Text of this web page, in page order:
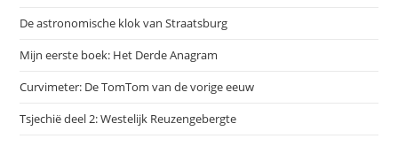
De astronomische klok van Straatsburg
Mijn eerste boek: Het Derde Anagram
Curvimeter: De TomTom van de vorige eeuw
Tsjechië deel 2: Westelijk Reuzengebergte